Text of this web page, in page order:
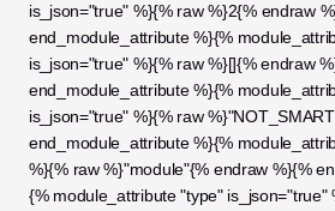
is_json="true" %}{% raw %}2{% endraw
end_module_attribute %}{%
is_json="true" %}{% raw %}[]{% endraw
end_module_attribute %}{%
is_json="true" %}{% raw
end_module_attribute %}{%
%}{% raw %}"module"{% endraw %}{%
{% module_attribute "type" is_json="true"